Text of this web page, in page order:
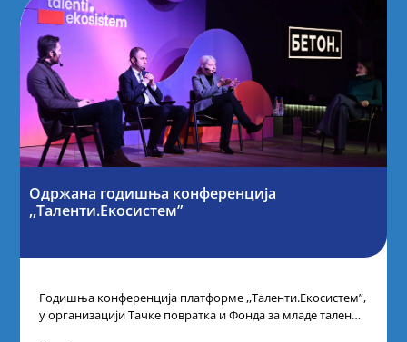
Одржана годишња конференција
,,Таленти.Екосистем”
Годишња конференција платформе ,,Таленти.Екосистем”,
у организацији Тачке повратка и Фонда за младе таленте